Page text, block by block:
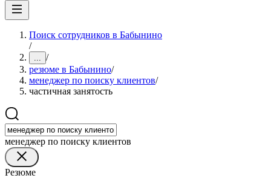
Поиск сотрудников в Бабынино
/
... /
резюме в Бабынино/
менеджер по поиску клиентов/
частичная занятость
менеджер по поиску клиентов
Резюме